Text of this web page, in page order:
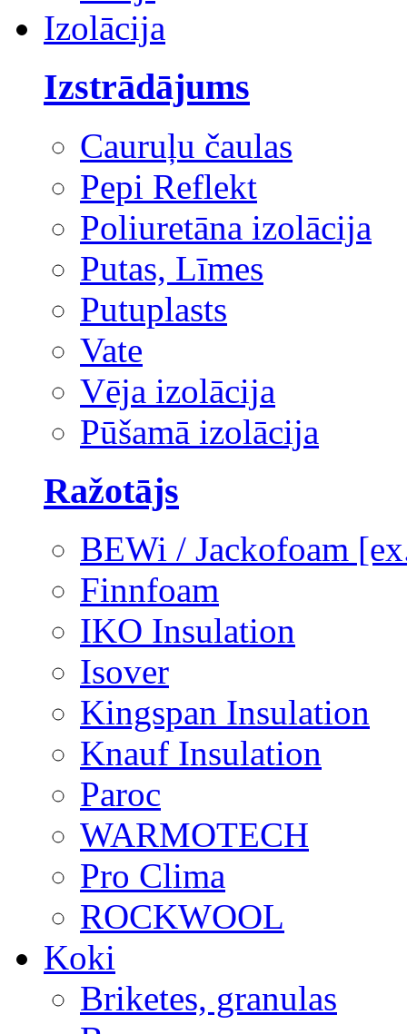
Izolācija
Izstrādājums
Cauruļu čaulas
Pepi Reflekt
Poliuretāna izolācija
Putas, Līmes
Putuplasts
Vate
Vēja izolācija
Pūšamā izolācija
Ražotājs
BEWi / Jackofoam
Finnfoam
IKO Insulation
Isover
Kingspan Insulation
Knauf Insulation
Paroc
WARMOTECH
Pro Clima
ROCKWOOL
Koki
Briketes, granulas